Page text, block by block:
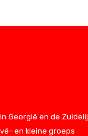
Georgië en de
en kleine groeps